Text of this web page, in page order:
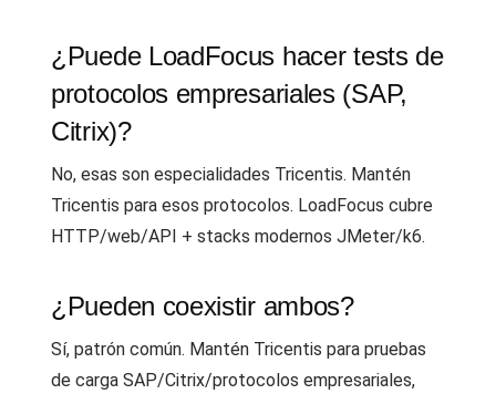
¿Puede LoadFocus hacer tests de
protocolos empresariales (SAP,
Citrix)?
No, esas son especialidades Tricentis. Mantén
Tricentis para esos protocolos. LoadFocus cubre
HTTP/web/API + stacks modernos JMeter/k6.
¿Pueden coexistir ambos?
Sí, patrón común. Mantén Tricentis para pruebas
de carga SAP/Citrix/protocolos empresariales,